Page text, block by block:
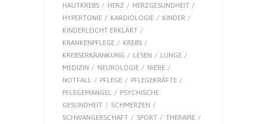
HAUTKREBS
HERZ
HERZGESUNDHEIT
HYPERTONIE
KARDIOLOGIE
KINDER
KINDERLEICHT ERKLÄRT
KRANKENPFLEGE
KREBS
KREBSERKRANKUNG
LESEN
LUNGE
MEDIZIN
NEUROLOGIE
NIERE
NOTFALL
PFLEGE
PFLEGEKRÄFTE
PFLEGEMANGEL
PSYCHISCHE
GESUNDHEIT
SCHMERZEN
SCHWANGERSCHAFT
SPORT
THERAPIE